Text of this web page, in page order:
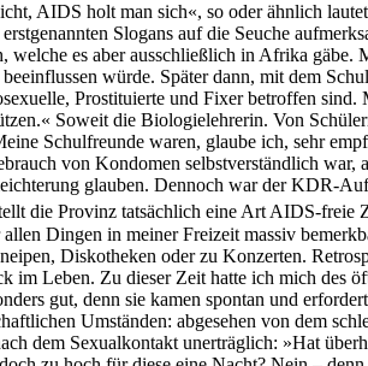
AIDS holt man sich«, so oder ähnlich
Slogans auf die Seuche
es aber ausschließlich in Afrika
würde. Später dann, mit dem
Prostituierte und Fixer betroffen
Soweit die Biologielehrerin. Von
Schulfreunde waren, glaube ich, sehr
von Kondomen selbstverständlich war,
glauben. Dennoch war der KDR-
die Provinz tatsächlich eine Art AIDS-
Dingen in meiner Freizeit massiv
Diskotheken oder zu Konzerten.
im Leben. Zu dieser Zeit hatte ich mich
gut, denn sie kamen spontan und
Umständen: abgesehen von dem
dem Sexualkontakt unerträglich: »Hat